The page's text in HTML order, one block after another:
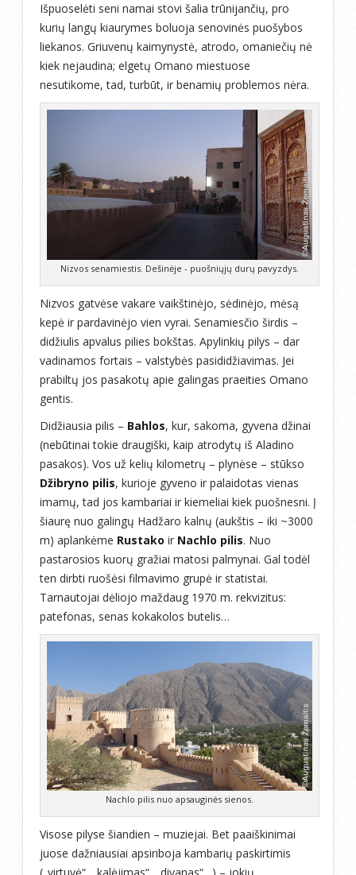
Išpuoselėti seni namai stovi šalia trūnijančių, pro
kurių langų kiaurymes boluoja senovinės puošybos
liekanos. Griuvenų kaimynystė, atrodo, omaniečių nė
kiek nejaudina; elgetų Omano miestuose
nesutikome, tad, turbūt, ir benamių problemos nėra.
Nizvos senamiestis. Dešinėje - puošniųjų durų pavyzdys.
Nizvos gatvėse vakare vaikštinėjo, sėdinėjo, mėsą
kepė ir pardavinėjo vien vyrai. Senamiesčio širdis –
didžiulis apvalus pilies bokštas. Apylinkių pilys – dar
vadinamos fortais – valstybės pasididžiavimas. Jei
prabiltų jos pasakotų apie galingas praeities Omano
gentis.
Didžiausia pilis – Bahlos, kur, sakoma, gyvena džinai
(nebūtinai tokie draugiški, kaip atrodytų iš Aladino
pasakos). Vos už kelių kilometrų – plynėse – stūkso
Džibryno pilis, kurioje gyveno ir palaidotas vienas
imamų, tad jos kambariai ir kiemeliai kiek puošnesni. Į
šiaurę nuo galingų Hadžaro kalnų (aukštis – iki ~3000
m) aplankėme Rustako ir Nachlo pilis. Nuo
pastarosios kuorų gražiai matosi palmynai. Gal todėl
ten dirbti ruošėsi filmavimo grupė ir statistai.
Tarnautojai dėliojo maždaug 1970 m. rekvizitus:
patefonas, senas kokakolos butelis…
Nachlo pilis nuo apsauginės sienos.
Visose pilyse šiandien – muziejai. Bet paaiškinimai
juose dažniausiai apsiriboja kambarių paskirtimis